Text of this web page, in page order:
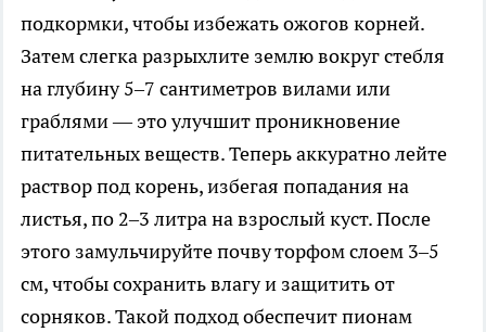
подкормки, чтобы избежать ожогов корней.
Затем слегка разрыхлите землю вокруг стебля
на глубину 5–7 сантиметров вилами или
граблями — это улучшит проникновение
питательных веществ. Теперь аккуратно лейте
раствор под корень, избегая попадания на
листья, по 2–3 литра на взрослый куст. После
этого замульчируйте почву торфом слоем 3–5
см, чтобы сохранить влагу и защитить от
сорняков. Такой подход обеспечит пионам